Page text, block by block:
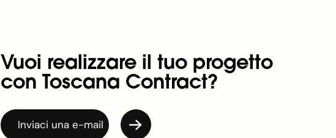
Vuoi realizzare il tuo progetto
con Toscana Contract?
Inviaci una e-mail